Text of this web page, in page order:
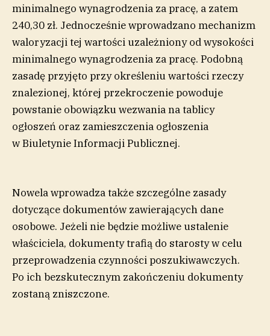
minimalnego wynagrodzenia za pracę, a zatem
240,30 zł. Jednocześnie wprowadzano mechanizm
waloryzacji tej wartości uzależniony od wysokości
minimalnego wynagrodzenia za pracę. Podobną
zasadę przyjęto przy określeniu wartości rzeczy
znalezionej, której przekroczenie powoduje
powstanie obowiązku wezwania na tablicy
ogłoszeń oraz zamieszczenia ogłoszenia
w Biuletynie Informacji Publicznej.
Nowela wprowadza także szczególne zasady
dotyczące dokumentów zawierających dane
osobowe. Jeżeli nie będzie możliwe ustalenie
właściciela, dokumenty trafią do starosty w celu
przeprowadzenia czynności poszukiwawczych.
Po ich bezskutecznym zakończeniu dokumenty
zostaną zniszczone.